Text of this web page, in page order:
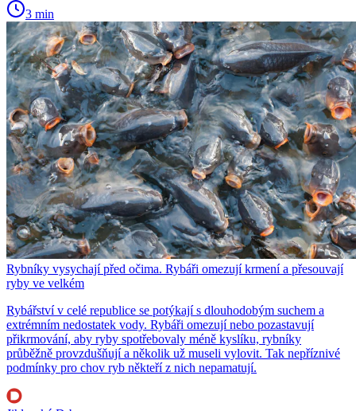
3 min
Rybníky vysychají před očima. Rybáři omezují krmení a přesouvají
ryby ve velkém
Rybářství v celé republice se potýkají s dlouhodobým suchem a
extrémním nedostatek vody. Rybáři omezují nebo pozastavují
přikrmování, aby ryby spotřebovaly méně kyslíku, rybníky
průběžně provzdušňují a několik už museli vylovit. Tak nepříznivé
podmínky pro chov ryb někteří z nich nepamatují.